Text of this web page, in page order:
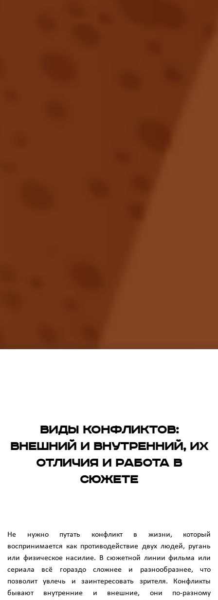
Виды конфликтов:
внешний и внутренний, их
отличия и работа в
сюжете
Не нужно путать конфликт в жизни, который
воспринимается как противодействие двух людей, ругань
или физическое насилие. В сюжетной линии фильма или
сериала всё гораздо сложнее и разнообразнее, что
позволит увлечь и заинтересовать зрителя. Конфликты
бывают внутренние и внешние, они по-разному